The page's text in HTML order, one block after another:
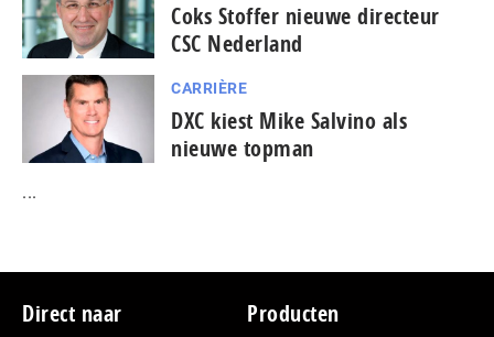
Coks Stoffer nieuwe directeur
CSC Nederland
CARRIÈRE
DXC kiest Mike Salvino als
nieuwe topman
...
Footer
Direct naar Producten